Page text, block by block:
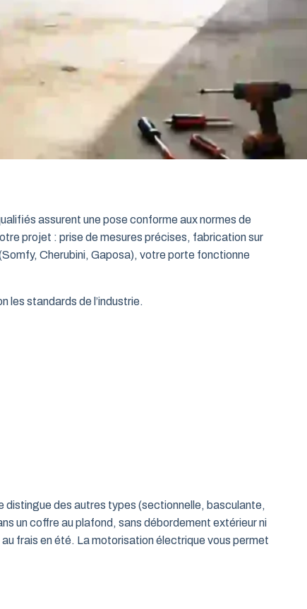
assurent une pose conforme aux normes de
projet : prise de mesures précises, fabrication sur
Cherubini, Gaposa), votre porte fonctionne
les standards de l’industrie.
distingue des autres types (sectionnelle, basculante,
un coffre au plafond, sans débordement extérieur ni
frais en été. La motorisation électrique vous permet